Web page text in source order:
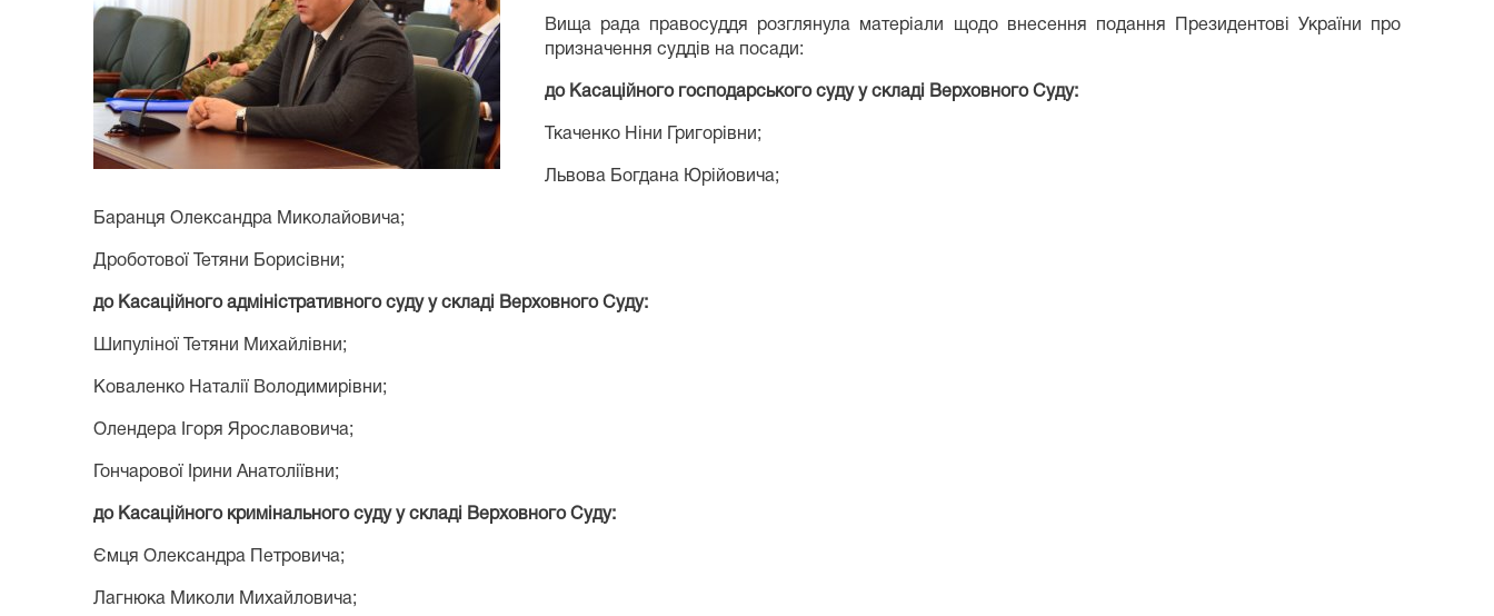
Вища рада правосуддя розглянула матеріали щодо внесення подання Президентові України про
призначення суддів на посади:
до Касаційного господарського суду у складі Верховного Суду:
Ткаченко Ніни Григорівни;
Львова Богдана Юрійовича;
Баранця Олександра Миколайовича;
Дроботової Тетяни Борисівни;
до Касаційного адміністративного суду у складі Верховного Суду:
Шипуліної Тетяни Михайлівни;
Коваленко Наталії Володимирівни;
Олендера Ігоря Ярославовича;
Гончарової Ірини Анатоліївни;
до Касаційного кримінального суду у складі Верховного Суду:
Ємця Олександра Петровича;
Лагнюка Миколи Михайловича;